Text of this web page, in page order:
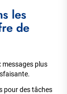
les
de
messages plus
pour des tâches